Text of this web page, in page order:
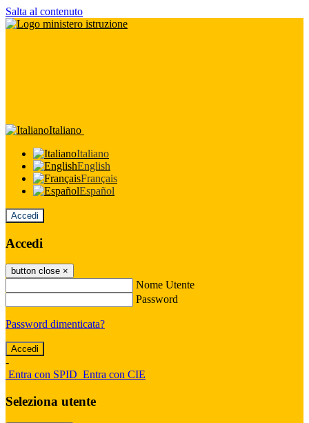
Salta al contenuto
Italiano
Italiano
English
Français
Español
Accedi
Accedi
button close ×
Nome Utente
Password
Password dimenticata?
-
Entra con SPID Entra con CIE
Seleziona utente